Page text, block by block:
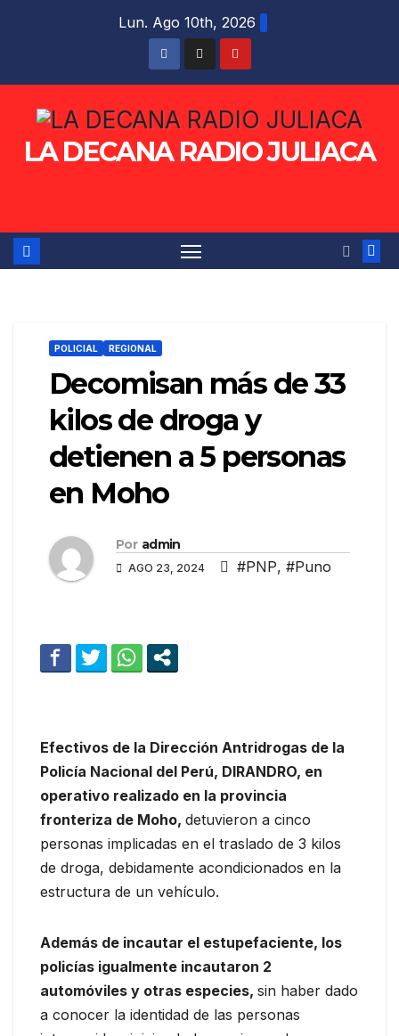
Lun. Ago 10th, 2026
LA DECANA RADIO JULIACA
POLICIAL REGIONAL
Decomisan más de 33
kilos de droga y
detienen a 5 personas
en Moho
Por admin
AGO 23, 2024 #PNP, #Puno
Efectivos de la Dirección Antridrogas de la
Policía Nacional del Perú, DIRANDRO, en
operativo realizado en la provincia
fronteriza de Moho, detuvieron a cinco
personas implicadas en el traslado de 3 kilos
de droga, debidamente acondicionados en la
estructura de un vehículo.
Además de incautar el estupefaciente, los
policías igualmente incautaron 2
automóviles y otras especies, sin haber dado
a conocer la identidad de las personas